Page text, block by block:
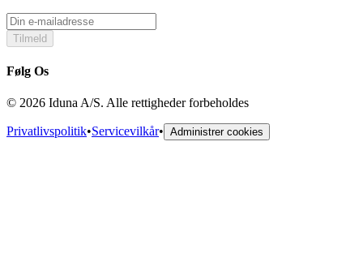
Tilmeld
Følg Os
© 2026 Iduna A/S. Alle rettigheder forbeholdes
Privatlivspolitik•Servicevilkår• Administrer cookies